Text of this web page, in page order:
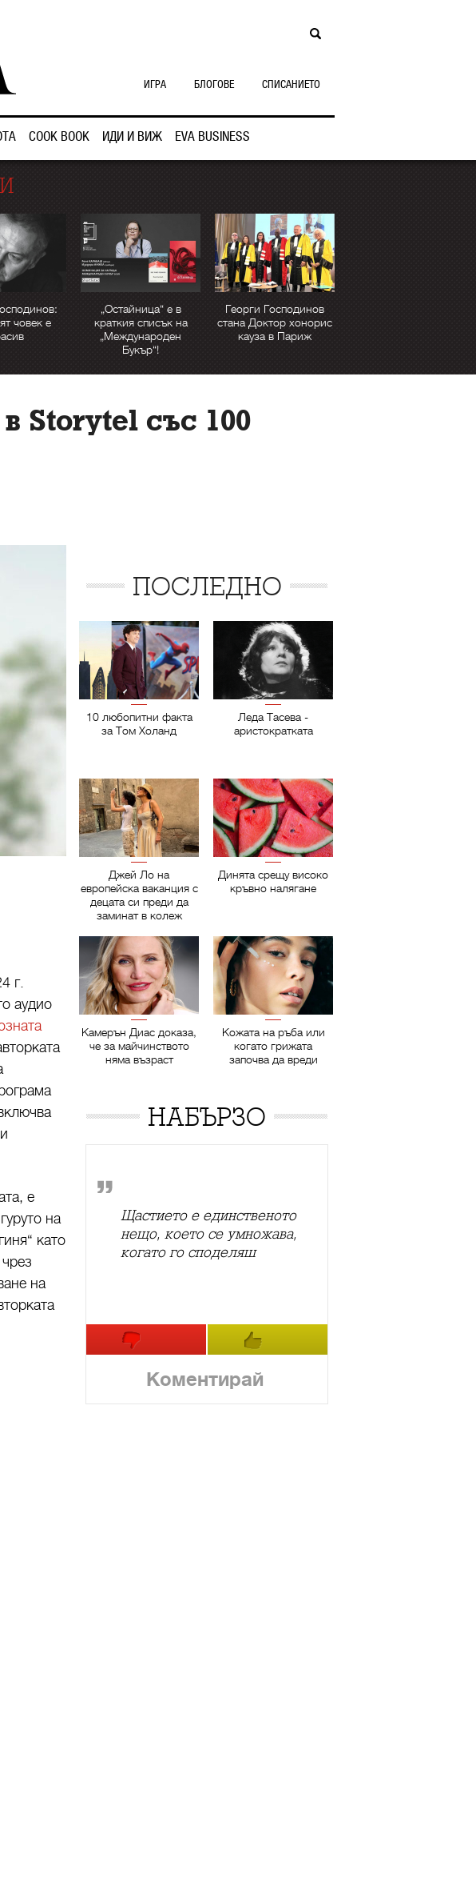
COOK BOOK ИДИ И ВИЖ EVA BUSINESS
ИГРА БЛОГОВЕ СПИСАНИЕТО
човек е
„Остайница“ е в
краткия списък на
„Международен
Букър“!
Георги Господинов
стана Доктор хонорис
кауза в Париж
Storytel със 100
г.
аудио
е
на
като
на
ПОСЛЕДНО
10 любопитни факта
за Том Холанд
Леда Тасева -
аристократката
Джей Ло на
европейска ваканция с
децата си преди да
заминат в колеж
Динята срещу високо
кръвно налягане
Камерън Диас доказа,
че за майчинството
няма възраст
Кожата на ръба или
когато грижата
започва да вреди
НАБЪРЗО
Щастието е единственото
нещо, което се умножава,
когато го споделяш
Коментирай